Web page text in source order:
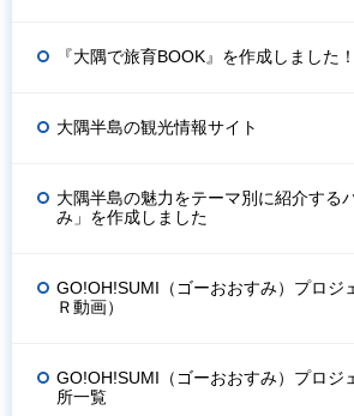
『大隅で旅育BOOK』を作成しました！
大隅半島の観光情報サイト
大隅半島の魅力をテーマ別に紹介する
み」を作成しました
GO!OH!SUMI（ゴーおおすみ）プロジ
Ｒ動画）
GO!OH!SUMI（ゴーおおすみ）プロジ
所一覧